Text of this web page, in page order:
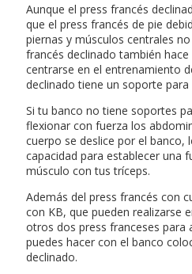
Aunque el press francés
que el press francés de pie
piernas y músculos centrales
francés declinado también
centrarse en el entrenamiento
declinado tiene un soporte para
Si tu banco no tiene soportes
flexionar con fuerza los
cuerpo se deslice por el banco,
capacidad para establecer una
músculo con tus tríceps.
Además del press francés con
con KB, que pueden realizarse
otros dos press franceses para
puedes hacer con el banco
declinado.